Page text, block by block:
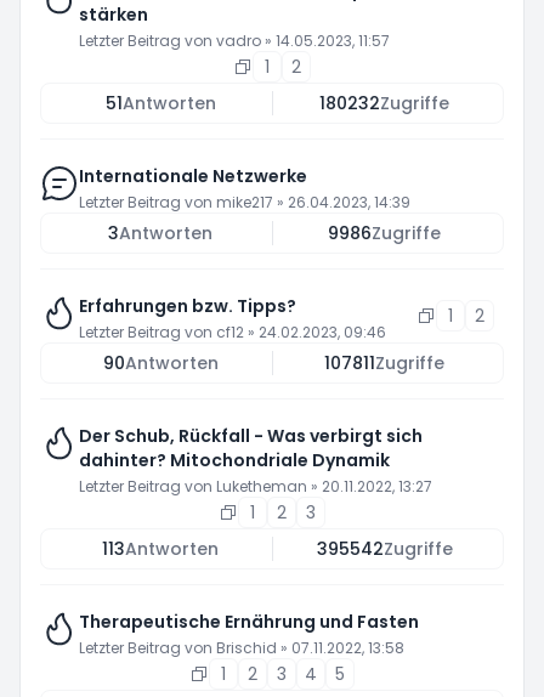
stärken
Letzter Beitrag von vadro » 14.05.2023, 11:57
1
2
51Antworten 180232Zugriffe
Internationale Netzwerke
Letzter Beitrag von mike217 » 26.04.2023, 14:39
3Antworten 9986Zugriffe
Erfahrungen bzw. Tipps?
Letzter Beitrag von cf12 » 24.02.2023, 09:46
1
2
90Antworten 107811Zugriffe
Der Schub, Rückfall - Was verbirgt sich
dahinter? Mitochondriale Dynamik
Letzter Beitrag von Luketheman » 20.11.2022, 13:27
1 2
3
113Antworten 395542Zugriffe
Therapeutische Ernährung und Fasten
Letzter Beitrag von Brischid » 07.11.2022, 13:58
1 2 3 4
5